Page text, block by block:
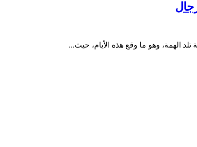
الهمة، وهو ما وقع هذه الأيام، حيث...